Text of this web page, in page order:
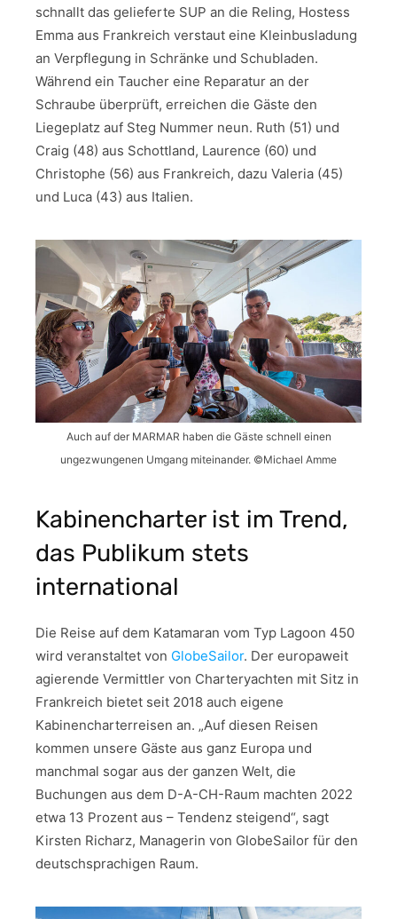
schnallt das gelieferte SUP an die Reling, Hostess
Emma aus Frankreich verstaut eine Kleinbusladung
an Verpflegung in Schränke und Schubladen.
Während ein Taucher eine Reparatur an der
Schraube überprüft, erreichen die Gäste den
Liegeplatz auf Steg Nummer neun. Ruth (51) und
Craig (48) aus Schottland, Laurence (60) und
Christophe (56) aus Frankreich, dazu Valeria (45)
und Luca (43) aus Italien.
Auch auf der MARMAR haben die Gäste schnell einen
ungezwungenen Umgang miteinander. ©Michael Amme
Kabinencharter ist im Trend,
das Publikum stets
international
Die Reise auf dem Katamaran vom Typ Lagoon 450
wird veranstaltet von GlobeSailor. Der europaweit
agierende Vermittler von Charteryachten mit Sitz in
Frankreich bietet seit 2018 auch eigene
Kabinencharterreisen an. „Auf diesen Reisen
kommen unsere Gäste aus ganz Europa und
manchmal sogar aus der ganzen Welt, die
Buchungen aus dem D-A-CH-Raum machten 2022
etwa 13 Prozent aus – Tendenz steigend“, sagt
Kirsten Richarz, Managerin von GlobeSailor für den
deutschsprachigen Raum.